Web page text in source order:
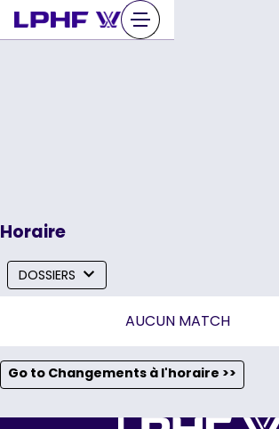
Sauter
au
Horaire
DOSSIERS
AUCUN MATCH
Go to Changements à l'horaire >>